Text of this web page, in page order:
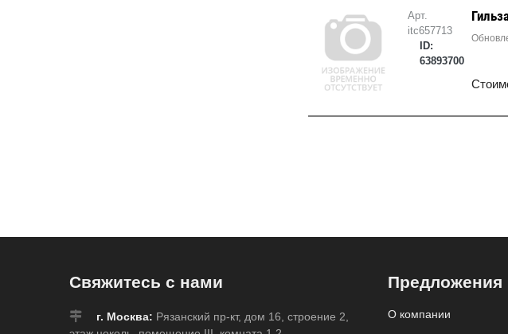
Арт.
itc657713
ID:
63893700
Свяжитесь с нами
г. Москва: Рязанский пр-кт, дом 16, строение 2,
Предложения
О компании